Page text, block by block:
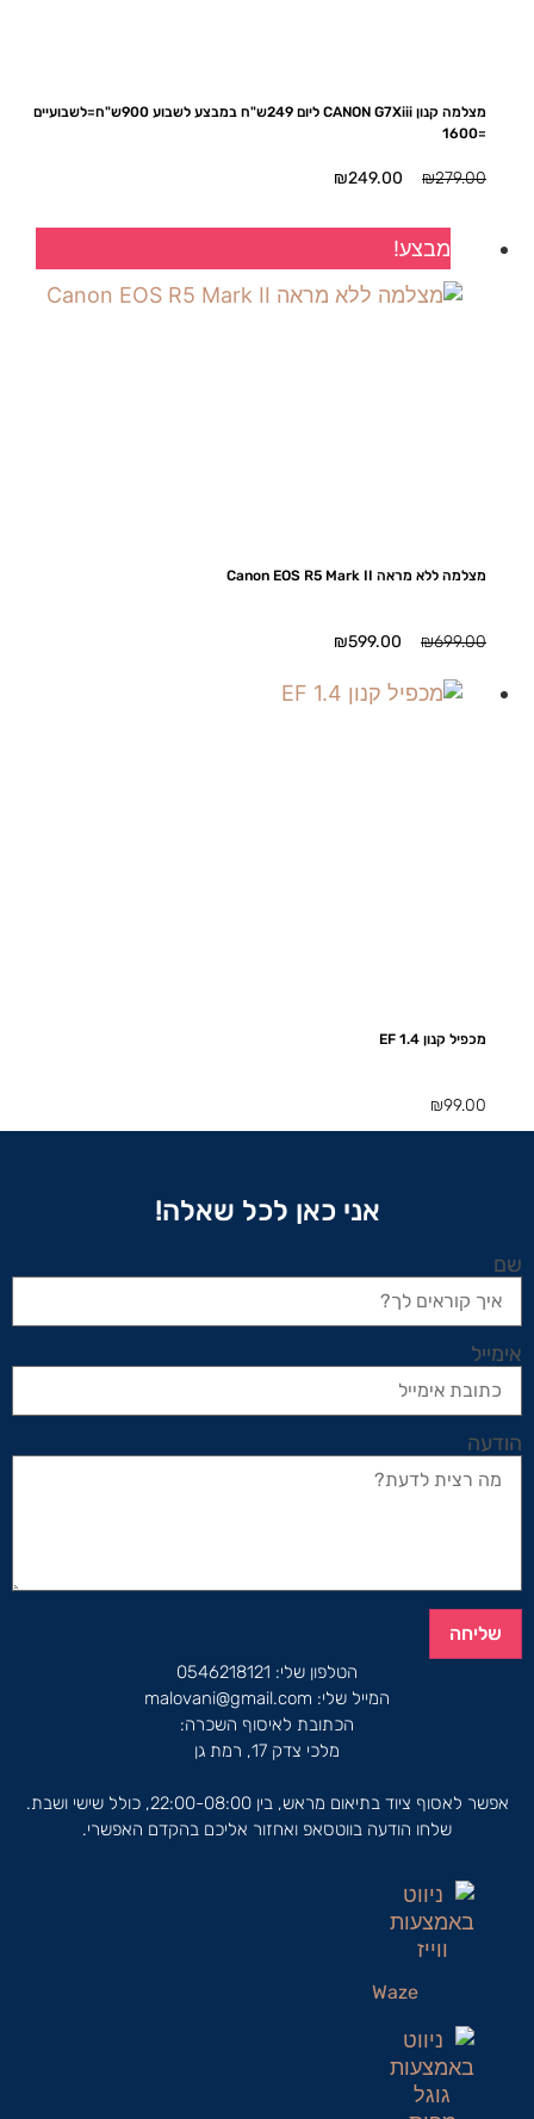
מצלמה קנון CANON G7Xiii ליום 249ש"ח במבצע לשבוע 900ש"ח=לשבועיים
=1600
₪279.00
המחיר
היה:
₪279.00.
₪249.00
הוא:
מבצע!
מצלמה ללא מראה Canon EOS R5 Mark II
₪699.00
המחיר
היה:
₪599.00
הוא:
מכפיל קנון EF 1.4
₪99.00
אני כאן לכל שאלה!
שם
אימייל
הודעה
שליחה
הטלפון שלי: 0546218121
המייל שלי: malovani@gmail.com
הכתובת לאיסוף השכרה:
מלכי צדק 17, רמת גן
אפשר לאסוף ציוד בתיאום מראש, בין 22:00-08:00, כולל שישי ושבת.
שלחו הודעה בווטסאפ ואחזור אליכם בהקדם האפשרי.
Waze